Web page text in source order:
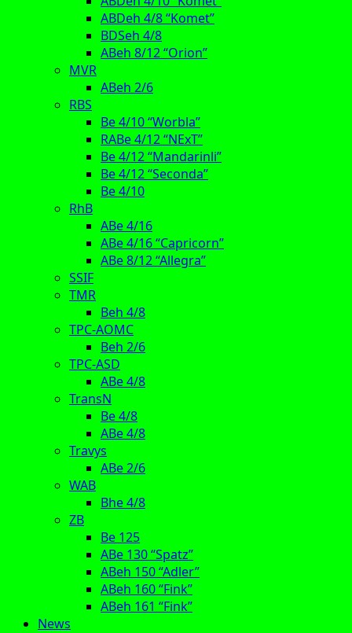
ABDeh 4/8 “Komet”
BDSeh 4/8
ABeh 8/12 “Orion”
MVR
ABeh 2/6
RBS
Be 4/10 “Worbla”
RABe 4/12 “NExT”
Be 4/12 “Mandarinli”
Be 4/12 “Seconda”
Be 4/10
RhB
ABe 4/16
ABe 4/16 “Capricorn”
ABe 8/12 “Allegra”
SSIF
TMR
Beh 4/8
TPC-AOMC
Beh 2/6
TPC-ASD
ABe 4/8
TransN
Be 4/8
ABe 4/8
Travys
ABe 2/6
WAB
Bhe 4/8
ZB
Be 125
ABe 130 “Spatz”
ABeh 150 “Adler”
ABeh 160 “Fink”
ABeh 161 “Fink”
News